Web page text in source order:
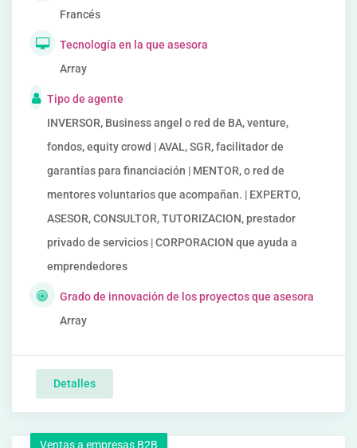
Francés
Tecnología en la que asesora
Array
Tipo de agente
INVERSOR, Business angel o red de BA, venture,
fondos, equity crowd | AVAL, SGR, facilitador de
garantías para financiación | MENTOR, o red de
mentores voluntarios que acompañan. | EXPERTO,
ASESOR, CONSULTOR, TUTORIZACION, prestador
privado de servicios | CORPORACION que ayuda a
emprendedores
Grado de innovación de los proyectos que asesora
Array
Detalles
Ventas a empresas B2B